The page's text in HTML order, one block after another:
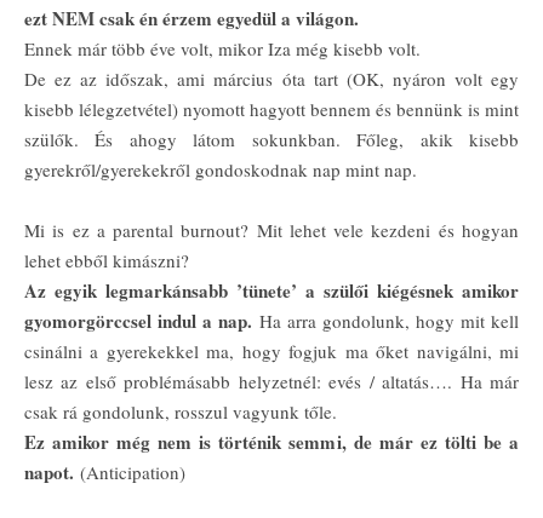
ezt NEM csak én érzem egyedül a világon.
Ennek már több éve volt, mikor Iza még kisebb volt.
De ez az időszak, ami március óta tart (OK, nyáron volt egy
kisebb lélegzetvétel) nyomott hagyott bennem és bennünk is mint
szülők. És ahogy látom sokunkban. Főleg, akik kisebb
gyerekről/gyerekekről gondoskodnak nap mint nap.
Mi is ez a parental burnout? Mit lehet vele kezdeni és hogyan
lehet ebből kimászni?
Az egyik legmarkánsabb ’tünete’ a szülői kiégésnek amikor
gyomorgörccsel indul a nap. Ha arra gondolunk, hogy mit kell
csinálni a gyerekekkel ma, hogy fogjuk ma őket navigálni, mi
lesz az első problémásabb helyzetnél: evés / altatás…. Ha már
csak rá gondolunk, rosszul vagyunk tőle.
Ez amikor még nem is történik semmi, de már ez tölti be a
napot. (Anticipation)